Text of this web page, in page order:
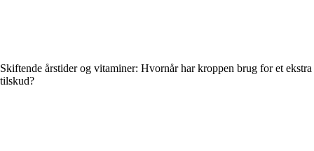
Skiftende årstider og vitaminer: Hvornår har kroppen brug for et ekstra
tilskud?